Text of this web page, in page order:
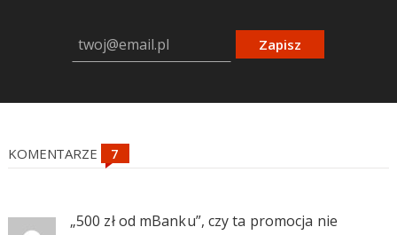
Zapisz
KOMENTARZE
„500 zł od mBanku”, czy ta promocja nie